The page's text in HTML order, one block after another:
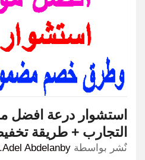
استشوار درعة افضل
التجارب + طريقة تخفيض
نٌشر بواسطة Abdelanby